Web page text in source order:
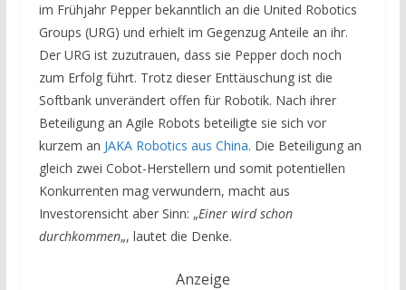
im Frühjahr Pepper bekanntlich an die United Robotics
Groups (URG) und erhielt im Gegenzug Anteile an ihr.
Der URG ist zuzutrauen, dass sie Pepper doch noch
zum Erfolg führt. Trotz dieser Enttäuschung ist die
Softbank unverändert offen für Robotik. Nach ihrer
Beteiligung an Agile Robots beteiligte sie sich vor
kurzem an JAKA Robotics aus China. Die Beteiligung an
gleich zwei Cobot-Herstellern und somit potentiellen
Konkurrenten mag verwundern, macht aus
Investorensicht aber Sinn: „Einer wird schon
durchkommen„, lautet die Denke.
Anzeige